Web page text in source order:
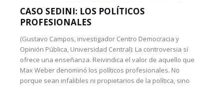
CASO SEDINI: LOS POLÍTICOS
PROFESIONALES
(Gustavo Campos, investigador Centro Democracia y
Opinión Pública, Universidad Central): La controversia sí
ofrece una enseñanza. Reivindica el valor de aquello que
Max Weber denominó los políticos profesionales. No
porque sean infalibles ni propietarios de la política, sino